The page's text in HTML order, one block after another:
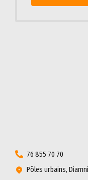
76 855 70 70
Pôles urbains,